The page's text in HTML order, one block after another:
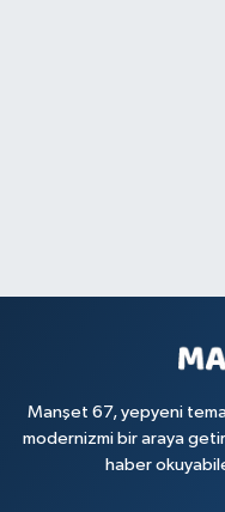
Manşet 67, yepyeni
modernizmi bir araya
haber